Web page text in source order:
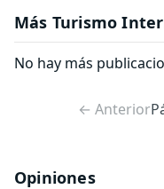
Más Turismo
No hay más
← Anterior
Opiniones